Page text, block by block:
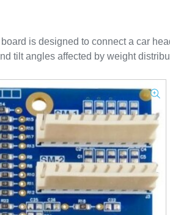
is designed to connect a car
tilt angles affected by weight